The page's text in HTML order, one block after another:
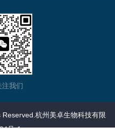
注我们
杭州美卓生物科技有限